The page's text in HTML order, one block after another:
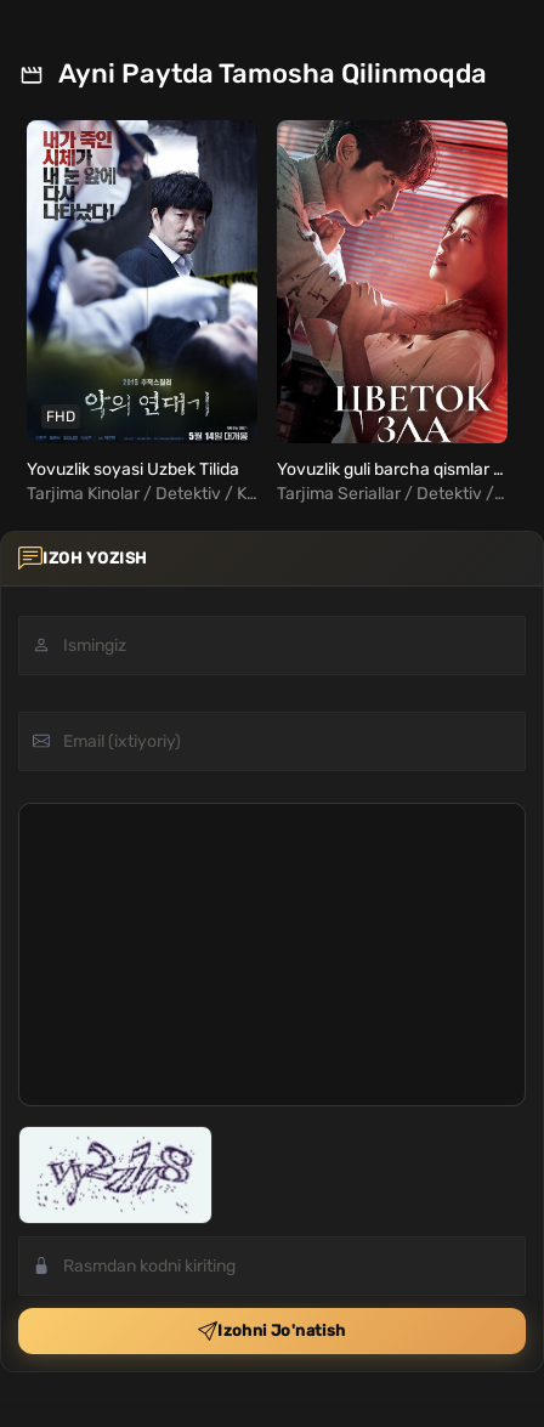
Ayni Paytda Tamosha Qilinmoqda
FHD
Yovuzlik soyasi Uzbek Tilida
Tarjima Kinolar / Detektiv / Kriminal / Triller / Xorij Kinolar Uzbek Tilida
Yovuzlik guli barcha qismlar Uzbek Tilida
Tarjima Seriallar / Detektiv / Kriminal / Melodrama / Triller / Xorij Seriallar Uzbek Tilida
IZOH YOZISH
Izohni Jo'natish